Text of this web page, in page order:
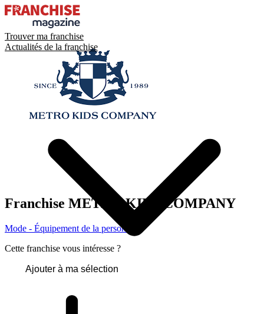
Trouver ma franchise
Actualités de la franchise
Franchise METRO KIDS COMPANY
Mode - Équipement de la personne
Cette franchise vous intéresse ?
Ajouter à ma sélection